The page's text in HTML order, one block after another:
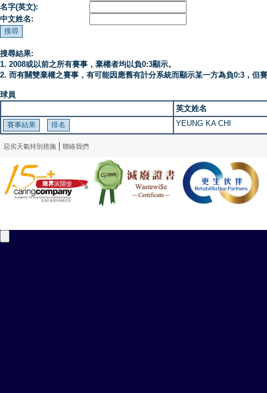
名字(英文):
中文姓名:
搜尋結果:
1. 2008或以前之所有賽事，棄權者均以負0:3顯示。
2. 而有關雙棄權之賽事，有可能因應舊有計分系統而顯示某一方為負0:3，但
球員
英文姓名
YEUNG KA CHI